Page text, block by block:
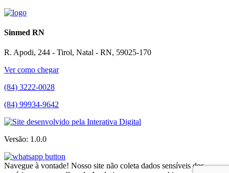
Sinmed RN
R. Apodi, 244 - Tirol, Natal - RN, 59025-170
Ver como chegar
(84) 3222-0028
(84) 99934-9642
Versão: 1.0.0
Navegue à vontade! Nosso site não coleta dados sensíveis dos